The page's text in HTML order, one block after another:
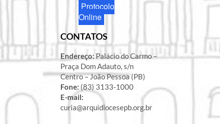
Protocolo
Online
CONTATOS
Endereço:Palácio do Carmo –
Praça Dom Adauto, s/n
Centro – João Pessoa (PB)
Fone: (83) 3133-1000
E-mail:
curia@arquidiocesepb.org.br